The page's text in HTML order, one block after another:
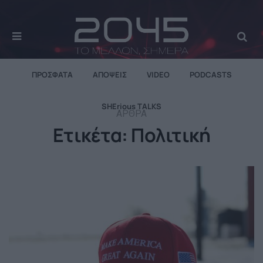
ΠΡΌΣΦΑΤΑ ΑΠΌΨΕΙΣ VIDEO PODCASTS
SHErious TALKS
ΆΡΘΡΑ
Ετικέτα: Πολιτική